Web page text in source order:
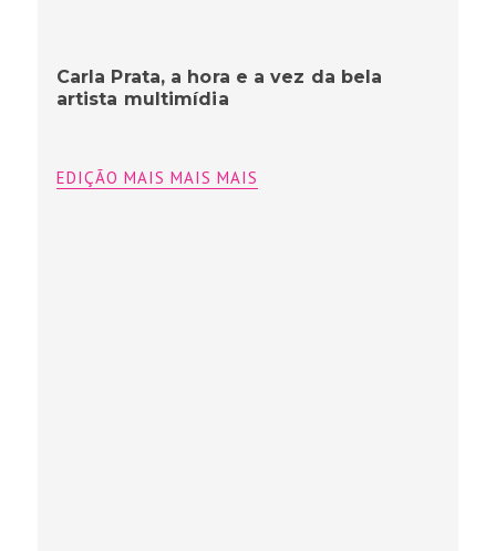
Carla Prata, a hora e a vez da bela
artista multimídia
EDIÇÃO MAIS MAIS MAIS